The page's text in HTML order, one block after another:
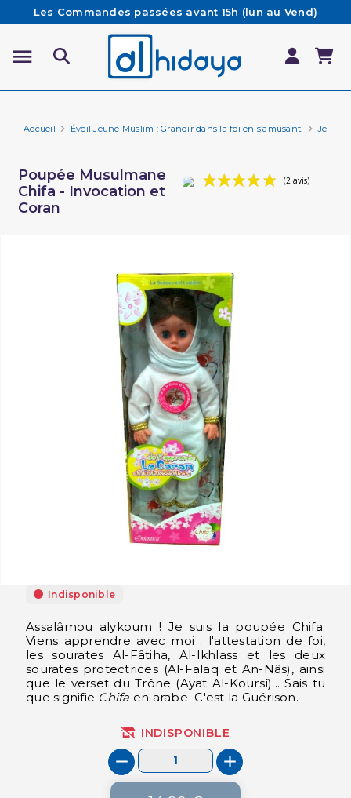
Les Commandes passées avant 15h (lun au Vend)
sont préparées et expédiées le jour même
Besoin d'aide ? Retrouvez notre FAQ
Livraison offerte à partir de 65€ d'achat*
Accueil Éveil Jeune Muslim : Grandir dans la foi en s’amusant. Jeux
Poupée Musulmane
Chifa - Invocation et
Coran
Indisponible
Assalâmou alykoum ! Je suis la poupée Chifa.
Viens apprendre avec moi : l'attestation de foi,
les sourates Al-Fâtiha, Al-Ikhlass et les deux
sourates protectrices (Al-Falaq et An-Nâs), ainsi
que le verset du Trône (Ayat Al-Koursî)... Sais tu
que signifie Chifa en arabe C'est la Guérison.
INDISPONIBLE